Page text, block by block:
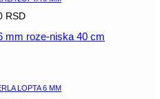
RSD
mm roze-niska 40 cm
LOPTA 6 MM